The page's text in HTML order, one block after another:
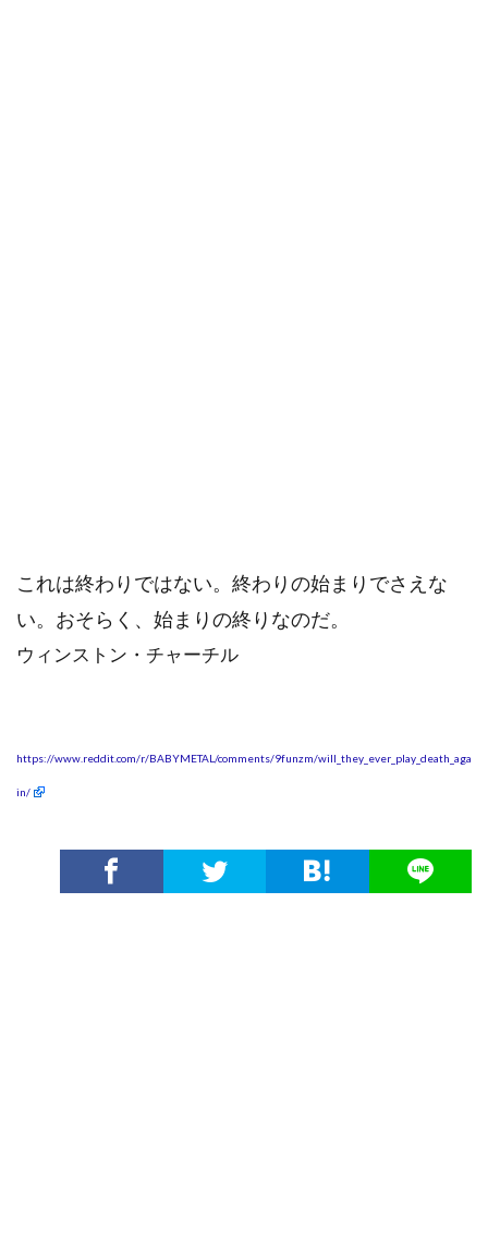
これは終わりではない。終わりの始まりでさえな
い。おそらく、始まりの終りなのだ。
ウィンストン・チャーチル
https://www.reddit.com/r/BABYMETAL/comments/9funzm/will_they_ever_play_death_aga
in/